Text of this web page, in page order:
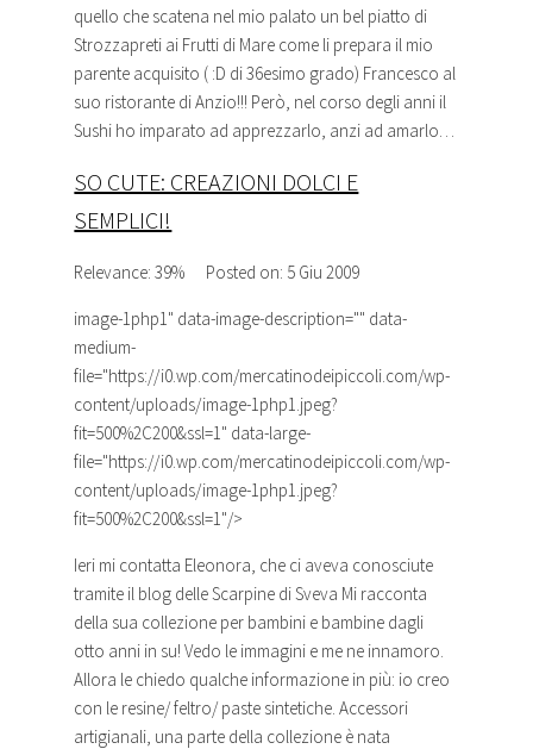
quello che scatena nel mio palato un bel piatto di
Strozzapreti ai Frutti di Mare come li prepara il mio
parente acquisito ( :D di 36esimo grado) Francesco al
suo ristorante di Anzio!!! Però, nel corso degli anni il
Sushi ho imparato ad apprezzarlo, anzi ad amarlo…
SO CUTE: CREAZIONI DOLCI E
SEMPLICI!
Relevance: 39% Posted on: 5 Giu 2009
image-1php1" data-image-description="" data-
medium-
file="https://i0.wp.com/mercatinodeipiccoli.com/wp-
content/uploads/image-1php1.jpeg?
fit=500%2C200&ssl=1" data-large-
file="https://i0.wp.com/mercatinodeipiccoli.com/wp-
content/uploads/image-1php1.jpeg?
fit=500%2C200&ssl=1"/>
Ieri mi contatta Eleonora, che ci aveva conosciute
tramite il blog delleScarpine di Sveva Mi racconta
della sua collezione per bambini e bambine dagli
otto anni in su! Vedo le immagini e me ne innamoro.
Allora le chiedo qualche informazione in più: io creo
con le resine/ feltro/ paste sintetiche. Accessori
artigianali, una parte della collezione è nata